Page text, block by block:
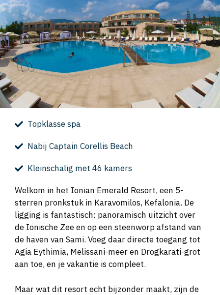
Topklasse spa
Nabij Captain Corellis Beach
Kleinschalig met 46 kamers
Welkom in het Ionian Emerald Resort, een 5-
sterren pronkstuk in Karavomilos, Kefalonia. De
ligging is fantastisch: panoramisch uitzicht over
de Ionische Zee en op een steenworp afstand van
de haven van Sami. Voeg daar directe toegang tot
Agia Eythimia, Melissani-meer en Drogkarati-grot
aan toe, en je vakantie is compleet.
Maar wat dit resort echt bijzonder maakt, zijn de